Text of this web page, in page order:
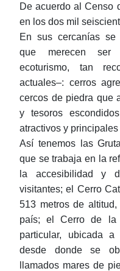
De acuerdo al Censo
en los dos mil
En sus cercanías se
que merecen ser
ecoturismo, tan
actuales‒: cerros
cercos de piedra que
y tesoros
atractivos y
Así tenemos las
que se trabaja en la
la accesibilidad y
visitantes; el Cerro
513 metros de
país; el Cerro de la
particular, ubicada
desde donde se
llamados mares de